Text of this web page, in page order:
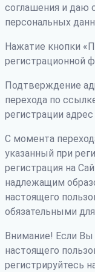
соглашения и даю
персональных
Нажатие кнопки
регистрационной
Подтверждение
перехода по
регистрации
С момента
указанный при
регистрация на
надлежащим
настоящего
обязательными
Внимание! Если Вы
настоящего
регистрируйтесь